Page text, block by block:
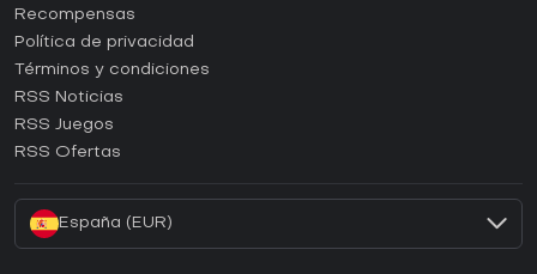
¿Cómo activar una CD Key de Steam?
¿Cómo activar una CD Key de Epic Games?
¿Cómo activar una CD Key de GOG?
¿Cómo activar una CD Key de Ubisoft Connect?
Recompensas
Política de privacidad
Términos y condiciones
RSS Noticias
RSS Juegos
RSS Ofertas
España (EUR)